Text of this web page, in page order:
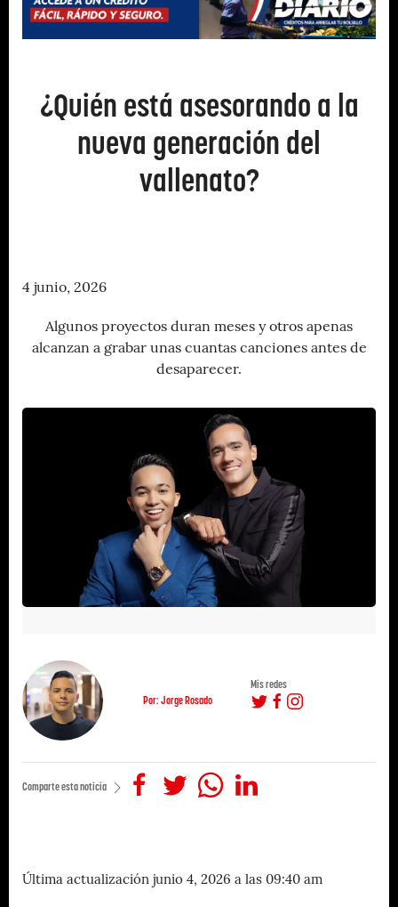
¿Quién está asesorando a la
nueva generación del
vallenato?
4 junio, 2026
Algunos proyectos duran meses y otros apenas
alcanzan a grabar unas cuantas canciones antes de
desaparecer.
Por: Jorge Rosado
Mis redes
Comparte esta noticia
Última actualización junio 4, 2026 a las 09:40 am